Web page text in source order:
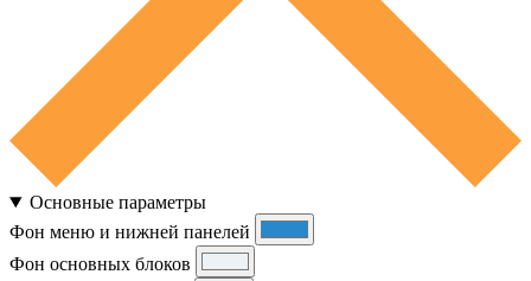
Основные параметры
Фон меню и нижней панелей
Фон основных блоков